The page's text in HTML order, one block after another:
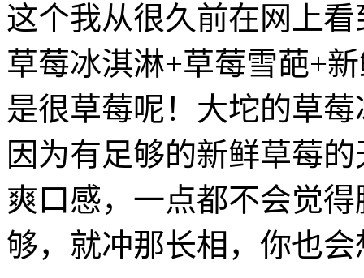
这个我从很久前在网上
草莓冰淇淋+草莓雪葩+
是很草莓呢！大坨的草
因为有足够的新鲜草莓
爽口感，一点都不会觉
够，就冲那长相，你也